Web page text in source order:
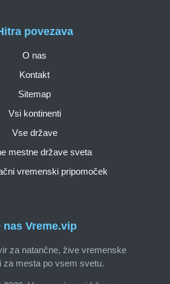
nas Vreme.vip
za natančne, žive vremenske
za mesta po vsem svetu.
povezava
O nas
Kontakt
Sitemap
Vsi kontinenti
Vse države
mestne države sveta
vremenski pripomoček